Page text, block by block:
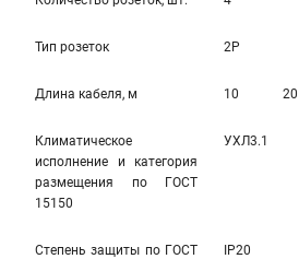
Тип розеток 2Р
Длина кабеля, м 10 20
Климатическое
исполнение и категория
размещения по ГОСТ
15150
УХЛ3.1
Степень защиты по ГОСТ
IP20